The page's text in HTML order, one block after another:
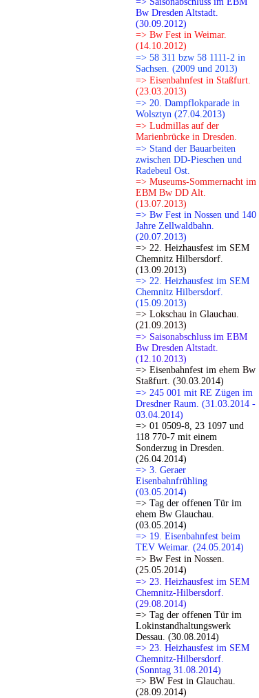
Bw Dresden Altstadt.
(30.09.2012)
=> Bw Fest in Weimar.
(14.10.2012)
=> 58 311 bzw 58 1111-2 in
Sachsen. (2009 und 2013)
=> Eisenbahnfest in Staßfurt.
(23.03.2013)
=> 20. Dampflokparade in
Wolsztyn (27.04.2013)
=> Ludmillas auf der
Marienbrücke in Dresden.
=> Stand der Bauarbeiten
zwischen DD-Pieschen und
Radebeul Ost.
=> Museums-Sommernacht im
EBM Bw DD Alt.
(13.07.2013)
=> Bw Fest in Nossen und 140
Jahre Zellwaldbahn.
(20.07.2013)
=> 22. Heizhausfest im SEM
Chemnitz Hilbersdorf.
(13.09.2013)
=> 22. Heizhausfest im SEM
Chemnitz Hilbersdorf.
(15.09.2013)
=> Lokschau in Glauchau.
(21.09.2013)
=> Saisonabschluss im EBM
Bw Dresden Altstadt.
(12.10.2013)
=> Eisenbahnfest im ehem Bw
Staßfurt. (30.03.2014)
=> 245 001 mit RE Zügen im
Dresdner Raum. (31.03.2014 -
03.04.2014)
=> 01 0509-8, 23 1097 und
118 770-7 mit einem
Sonderzug in Dresden.
(26.04.2014)
=> 3. Geraer
Eisenbahnfrühling
(03.05.2014)
=> Tag der offenen Tür im
ehem Bw Glauchau.
(03.05.2014)
=> 19. Eisenbahnfest beim
TEV Weimar. (24.05.2014)
=> Bw Fest in Nossen.
(25.05.2014)
=> 23. Heizhausfest im SEM
Chemnitz-Hilbersdorf.
(29.08.2014)
=> Tag der offenen Tür im
Lokinstandhaltungswerk
Dessau. (30.08.2014)
=> 23. Heizhausfest im SEM
Chemnitz-Hilbersdorf.
(Sonntag 31.08.2014)
=> BW Fest in Glauchau.
(28.09.2014)